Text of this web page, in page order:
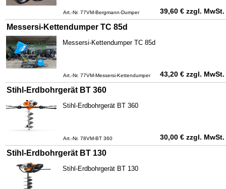
Art.-Nr. 77VM-Bergmann-Dumper 39,60 € zzgl. MwSt.
Messersi-Kettendumper TC 85d
Messersi-Kettendumper TC 85d
Art.-Nr. 77VM-Messersi-Kettendumper 43,20 € zzgl. MwSt.
Stihl-Erdbohrgerät BT 360
Stihl-Erdbohrgerät BT 360
Art.-Nr. 78VM-BT 360 30,00 € zzgl. MwSt.
Stihl-Erdbohrgerät BT 130
Stihl-Erdbohrgerät BT 130